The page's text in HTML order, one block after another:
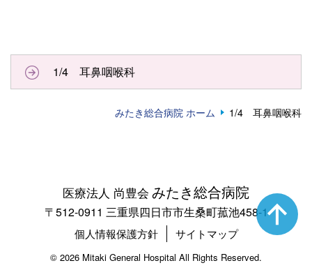
1/4 耳鼻咽喉科
みたき総合病院 ホーム 1/4 耳鼻咽喉科
医療法人 尚豊会 みたき総合病院
〒512-0911 三重県四日市市生桑町菰池458-1
個人情報保護方針 サイトマップ
© 2026 Mitaki General Hospital All Rights Reserved.